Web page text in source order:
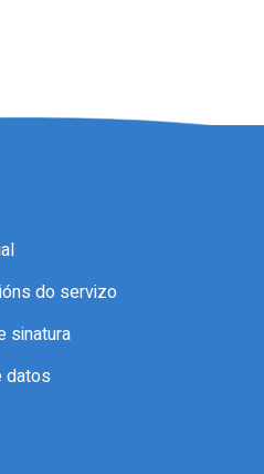
do servizo
sinatura
datos